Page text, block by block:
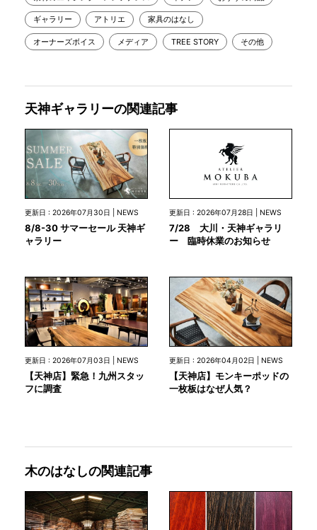
ギャラリー アトリエ 家具のはなし
オーナーズボイス メディア TREE STORY その他
天神ギャラリーの関連記事
更新日 : 2026年07月30日 | NEWS
8/8-30 サマーセール 天神ギ
ャラリー
更新日 : 2026年07月28日 | NEWS
7/28 大川・天神ギャラリ
ー 臨時休業のお知らせ
更新日 : 2026年07月03日 | NEWS
【天神店】緊急！九州スタッ
フに調査
更新日 : 2026年04月02日 | NEWS
【天神店】モンキーポッドの
一枚板はなぜ人気？
木のはなしの関連記事